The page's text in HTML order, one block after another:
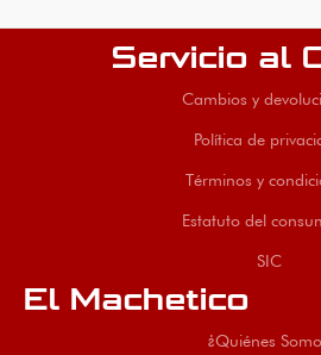
Servicio al
Cambios y
Política de
Términos y
Estatuto del
SIC
El Machetico
¿Quiénes